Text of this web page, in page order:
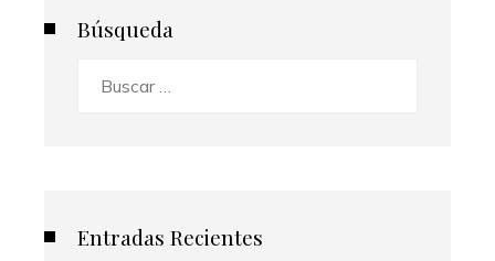
Búsqueda
Entradas Recientes